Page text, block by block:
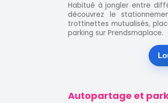
Habitué à jongler entre
découvrez le
trottinettes mutualisés,
parking sur Prendsmaplace.
Autopartage et